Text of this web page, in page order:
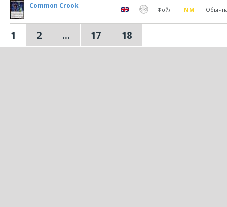
Common Crook Фойл NM
1 2 ... 17 18